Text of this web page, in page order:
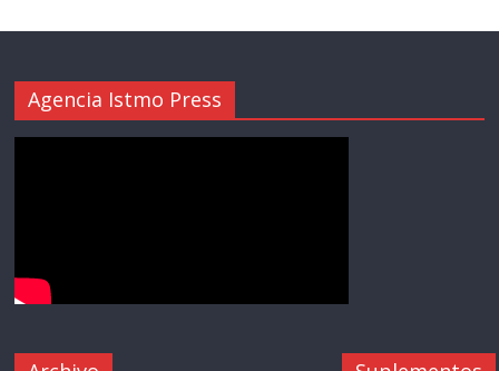
Agencia Istmo Press